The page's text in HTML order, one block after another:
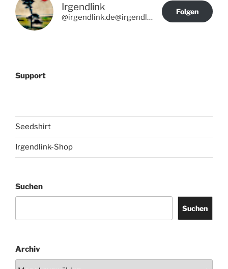
Irgendlink
@irgendlink.de@irgendlink.de
Folgen
Support
Seedshirt
Irgendlink-Shop
Suchen
Suchen
Archiv